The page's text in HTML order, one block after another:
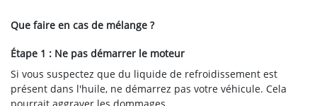
Que faire en cas de mélange ?
Étape 1 : Ne pas démarrer le moteur
Si vous suspectez que du liquide de refroidissement est
présent dans l'huile, ne démarrez pas votre véhicule. Cela
pourrait aggraver les dommages.